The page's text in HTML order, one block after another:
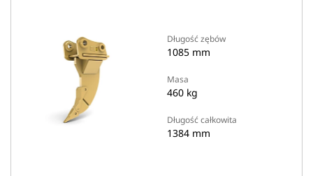
Długość zębów
1085 mm
Masa
460 kg
Długość całkowita
1384 mm